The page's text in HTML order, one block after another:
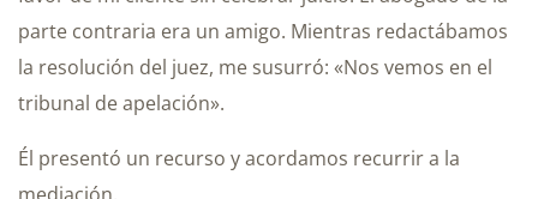
parte contraria era un amigo. Mientras redactábamos
la resolución del juez, me susurró: «Nos vemos en el
tribunal de apelación».
Él presentó un recurso y acordamos recurrir a la